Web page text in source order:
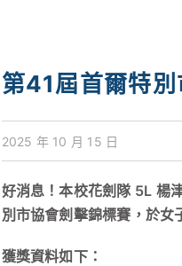
第41屆首爾特
2025 年 10 月 15 日
好消息！本校花劍隊 5L
別市協會劍擊錦標賽，於女
獲獎資料如下：